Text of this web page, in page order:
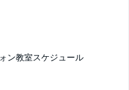
ン教室スケジュール